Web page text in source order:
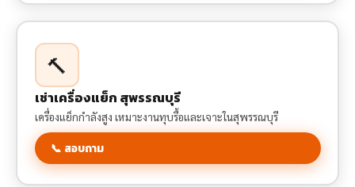
🔨
เช่าเครื่องแย็ก สุพรรณบุรี
เครื่องแย็กกำลังสูง เหมาะงานทุบรื้อและเจาะในสุพรรณบุรี
📞 สอบถาม